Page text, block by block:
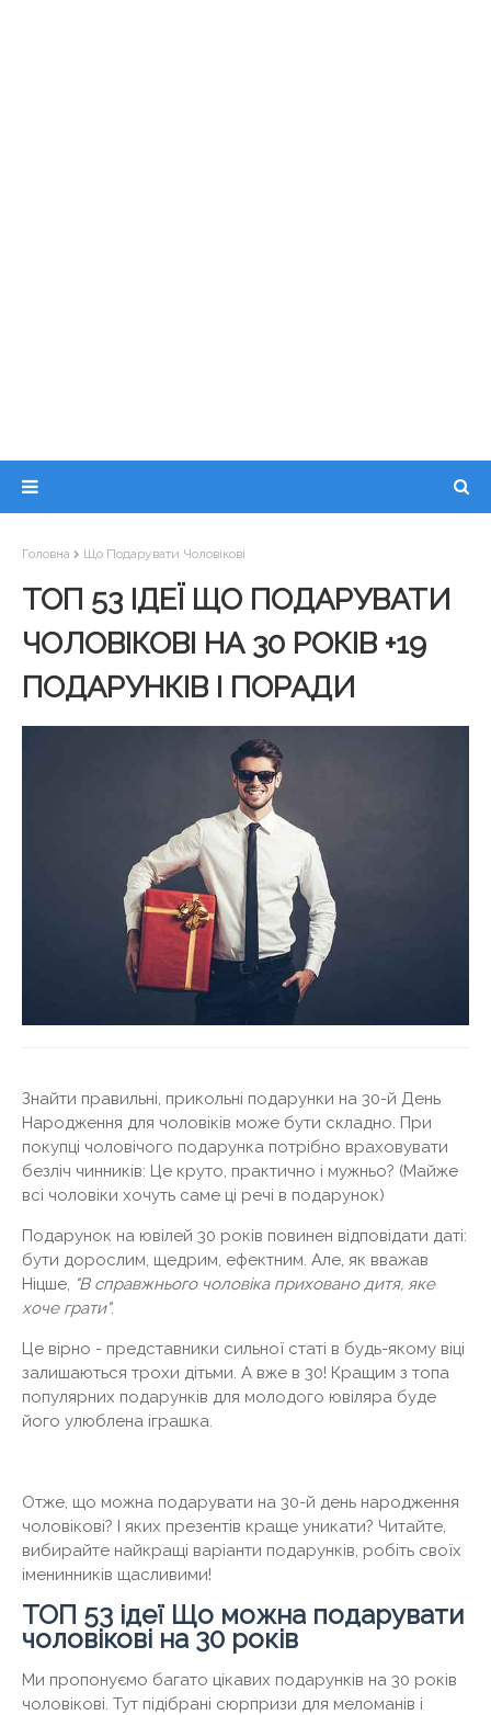
Головна Що Подарувати Чоловікові
ТОП 53 ІДЕЇ ЩО ПОДАРУВАТИ
ЧОЛОВІКОВІ НА 30 РОКІВ +19
ПОДАРУНКІВ І ПОРАДИ
Знайти правильні, прикольні подарунки на 30-й День
Народження для чоловіків може бути складно. При
покупці чоловічого подарунка потрібно враховувати
безліч чинників: Це круто, практично і мужньо? (Майже
всі чоловіки хочуть саме ці речі в подарунок)
Подарунок на ювілей 30 років повинен відповідати даті:
бути дорослим, щедрим, ефектним. Але, як вважав
Ніцше, "В справжнього чоловіка приховано дитя, яке
хоче грати".
Це вірно - представники сильної статі в будь-якому віці
залишаються трохи дітьми. А вже в 30! Кращим з топа
популярних подарунків для молодого ювіляра буде
його улюблена іграшка.
Отже, що можна подарувати на 30-й день народження
чоловікові? І яких презентів краще уникати? Читайте,
вибирайте найкращі варіанти подарунків, робіть своїх
іменинників щасливими!
ТОП 53 ідеї Що можна подарувати
чоловікові на 30 років
Ми пропонуємо багато цікавих подарунків на 30 років
чоловікові. Тут підібрані сюрпризи для меломанів і